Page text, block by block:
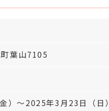
葉山7105
）～2025年3月23日（日）